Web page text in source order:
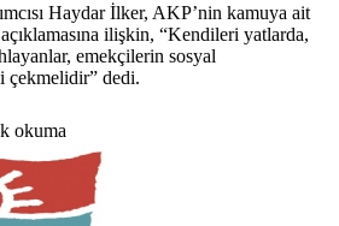
Haydar İlker, AKP’nin kamuya ait
açıklamasına ilişkin, “Kendileri yatlarda,
emekçilerin sosyal
çekmelidir” dedi.
okuma